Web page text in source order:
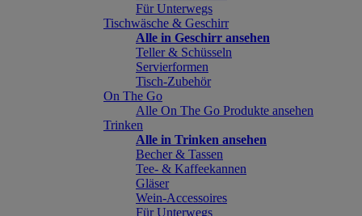
Für Unterwegs
Tischwäsche & Geschirr
Alle in Geschirr ansehen
Teller & Schüsseln
Servierformen
Tisch-Zubehör
On The Go
Alle On The Go Produkte ansehen
Trinken
Alle in Trinken ansehen
Becher & Tassen
Tee- & Kaffeekannen
Gläser
Wein-Accessoires
Für Unterwegs